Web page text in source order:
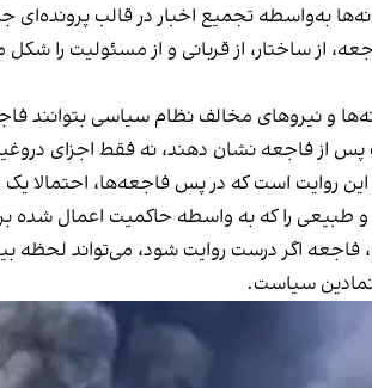
به‌واسطه تجمیع اخبار در قالب
از ساختار، از قربانی و از مسئولیت را
و نیروهای مخالف نظام سیاسی بتوانند
از فاجعه نشان دهند، نه فقط اجزای
این روایت است که در پس فاجعه‌ها، احتمالا
و طبیعی را که به واسطه حاکمیت اعمال شده
فاجعه اگر درست روایت شود، می‌تواند لحظه‌
سیاست.